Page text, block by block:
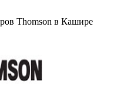
Thomson в Кашире